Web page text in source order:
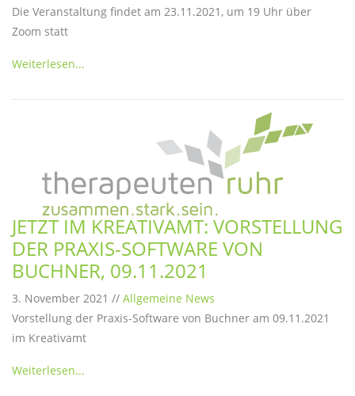
Die Veranstaltung findet am 23.11.2021, um 19 Uhr über
Zoom statt
Weiterlesen...
JETZT IM KREATIVAMT: VORSTELLUNG
DER PRAXIS-SOFTWARE VON
BUCHNER, 09.11.2021
3. November 2021 // Allgemeine News
Vorstellung der Praxis-Software von Buchner am 09.11.2021
im Kreativamt
Weiterlesen...